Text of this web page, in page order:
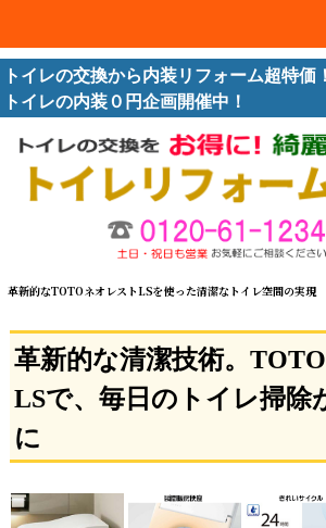
トイレの交換から内装リフォーム超特価！
トイレの内装０円企画開催中！
革新的なTOTOネオレストLSを使った清潔なトイレ空間の実現
革新的な清潔技術。
LSで、毎日のトイレ掃除
に